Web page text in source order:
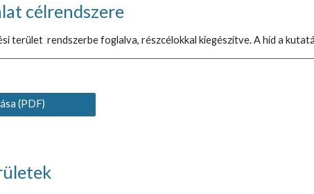
célrendszere
terület rendszerbe foglalva, részcélokkal kiegészítve. A híd a
(PDF)